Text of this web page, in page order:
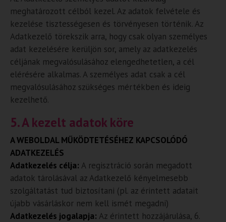
meghatározott célból kezel. Az adatok felvétele és
kezelése tisztességesen és törvényesen történik. Az
Adatkezelő törekszik arra, hogy csak olyan személyes
adat kezelésére kerüljön sor, amely az adatkezelés
céljának megvalósulásához elengedhetetlen, a cél
elérésére alkalmas. A személyes adat csak a cél
megvalósulásához szükséges mértékben és ideig
kezelhető.
5. A kezelt adatok köre
A WEBOLDAL MŰKÖDTETÉSÉHEZ KAPCSOLÓDÓ
ADATKEZELÉS
Adatkezelés célja: A regisztráció során megadott
adatok tárolásával az Adatkezelő kényelmesebb
szolgáltatást tud biztosítani (pl. az érintett adatait
újabb vásárláskor nem kell ismét megadni)
Adatkezelés jogalapja: Az érintett hozzájárulása, 6.